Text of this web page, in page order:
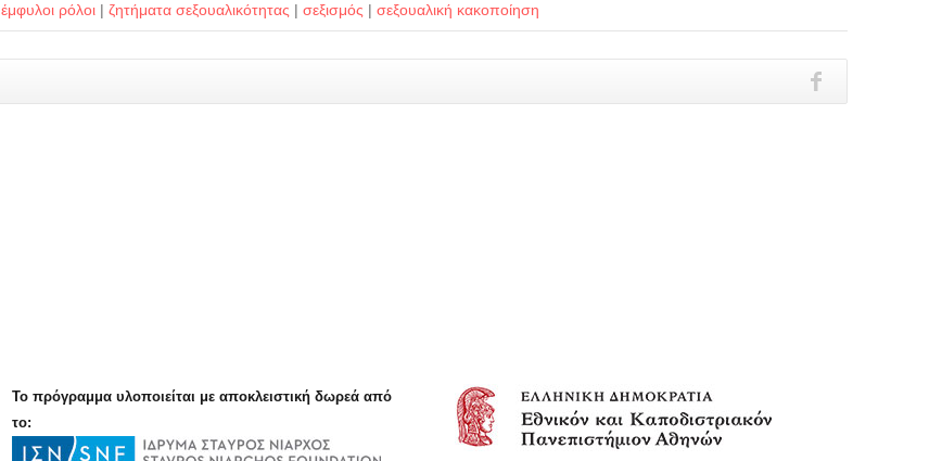
έμφυλοι ρόλοι | ζητήματα σεξουαλικότητας | σεξισμός | σεξουαλική κακοποίηση
Το πρόγραμμα υλοποιείται με αποκλειστική δωρεά από
το: